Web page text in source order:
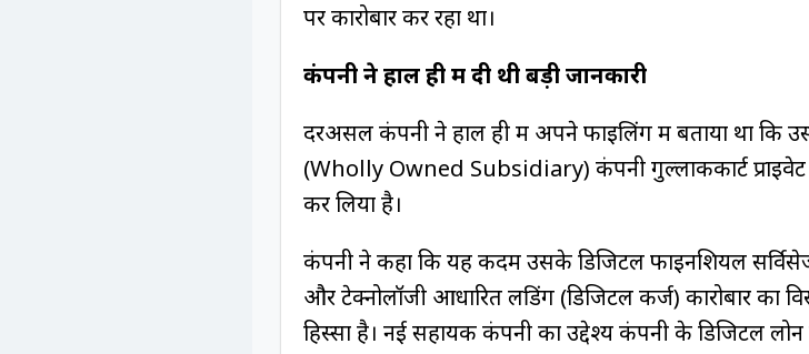
पर कारोबार कर रहा था।
कंपनी ने हाल ही में दी थी बड़ी जानकारी
दरअसल कंपनी ने हाल ही में अपने फाइलिंग में बताया था कि
(Wholly Owned Subsidiary) कंपनी गुल्लाककार्ट
कर लिया है।
कंपनी ने कहा कि यह कदम उसके डिजिटल फाइनेंशियल
और टेक्नोलॉजी आधारित लेंडिंग (डिजिटल कर्ज) कारोबार का
हिस्सा है। नई सहायक कंपनी का उद्देश्य कंपनी के डिजिटल लोन